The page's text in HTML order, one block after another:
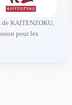
de KAITENZOKU,
pour les